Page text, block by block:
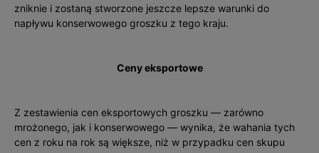
zniknie i zostaną stworzone jeszcze lepsze warunki do
napływu konserwowego groszku z tego kraju.
Ceny eksportowe
Z zestawienia cen eksportowych groszku — zarówno
mrożonego, jak i konserwowego — wynika, że wahania tych
cen z roku na rok są większe, niż w przypadku cen skupu